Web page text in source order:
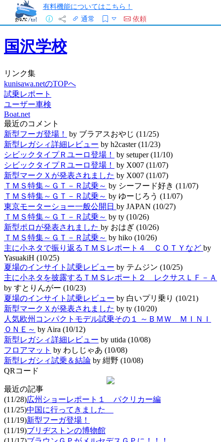
有料機能についてはこちら！
通常
依頼